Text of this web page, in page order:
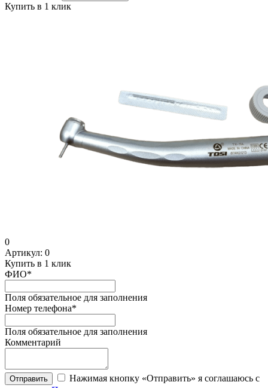
Купить в 1 клик
0
Артикул: 0
Купить в 1 клик
ФИО*
Поля обязательное для заполнения
Номер телефона*
Поля обязательное для заполнения
Комментарий
Отправить
Нажимая кнопку «Отправить» я соглашаюсь с